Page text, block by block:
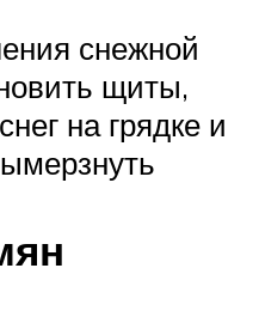
снежной
щиты,
на грядке и